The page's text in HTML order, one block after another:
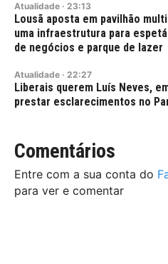
Atualidade · 23:13
Lousã aposta em pavilhão
uma infraestrutura para
de negócios e parque de lazer
Atualidade · 22:27
Liberais querem Luís Neves,
prestar esclarecimentos no
Comentários
Entre com a sua conta do
para ver e comentar